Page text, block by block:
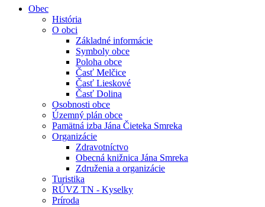
Obec
História
O obci
Základné informácie
Symboly obce
Poloha obce
Časť Melčice
Časť Lieskové
Časť Dolina
Osobnosti obce
Územný plán obce
Pamätná izba Jána Čieteka Smreka
Organizácie
Zdravotníctvo
Obecná knižnica Jána Smreka
Združenia a organizácie
Turistika
RÚVZ TN - Kyselky
Príroda